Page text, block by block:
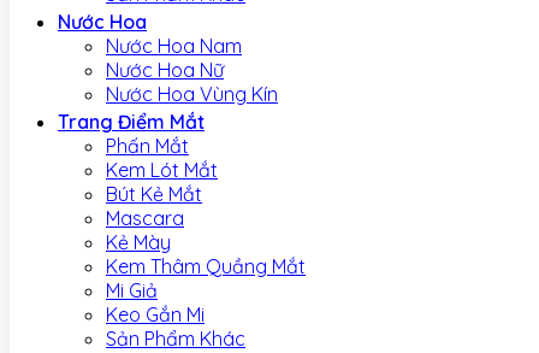
Nước Hoa
Nước Hoa Nam
Nước Hoa Nữ
Nước Hoa Vùng Kín
Trang Điểm Mắt
Phấn Mắt
Kem Lót Mắt
Bút Kẻ Mắt
Mascara
Kẻ Mày
Kem Thâm Quầng Mắt
Mi Giả
Keo Gắn Mi
Sản Phẩm Khác